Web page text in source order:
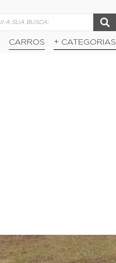
CARROS + CATEGORIAS